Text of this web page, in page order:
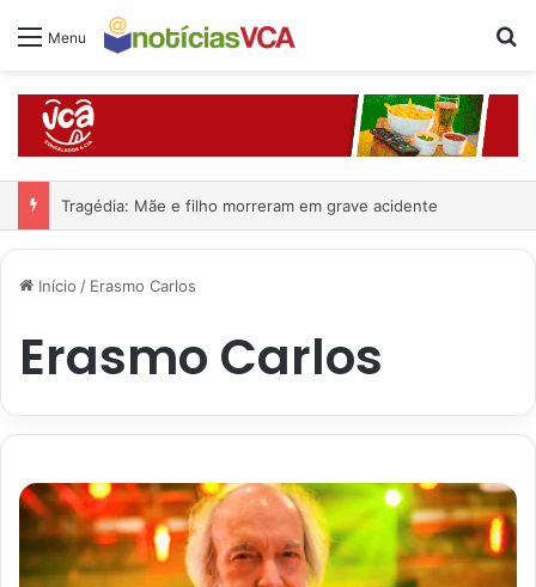
Menu
Tragédia: Mãe e filho morreram em grave acidente
Início / Erasmo Carlos
Erasmo Carlos